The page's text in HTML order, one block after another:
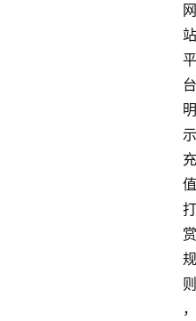
网
站
平
台
明
示
充
值
打
赏
规
则
，